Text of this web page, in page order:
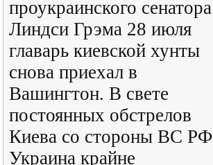
проукраинского сенатора
Линдси Грэма 28 июля
главарь киевской хунты
снова приехал в
Вашингтон. В свете
постоянных обстрелов
Киева со стороны ВС РФ
Украина крайне